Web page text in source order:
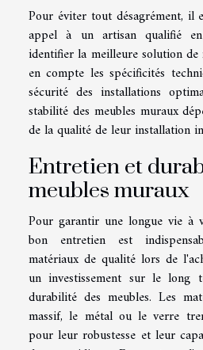
Pour éviter tout désagrément, il
appel à un artisan qualifié
identifier la meilleure solution
en compte les spécificités
sécurité des installations
stabilité des meubles muraux
de la qualité de leur installation
Entretien et
meubles muraux
Pour garantir une longue vie à
bon entretien est
matériaux de qualité lors de
un investissement sur le
durabilité des meubles. Les
massif, le métal ou le verre
pour leur robustesse et leur